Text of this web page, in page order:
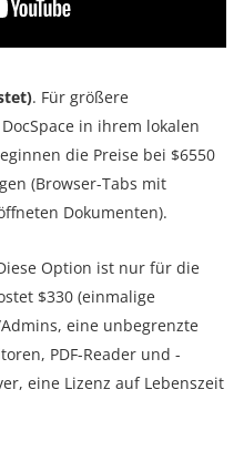
. Für größere
in ihrem lokalen
die Preise bei $6550
(Browser-Tabs mit
Dokumenten).
Option ist nur für die
$330 (einmalige
eine unbegrenzte
PDF-Reader und -
eine Lizenz auf Lebenszeit